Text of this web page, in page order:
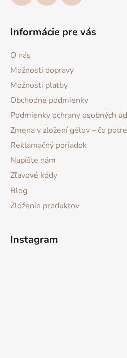
Informácie pre vás
O nás
Možnosti dopravy
Možnosti platby
Obchodné podmienky
Podmienky ochrany osobných
Zmena v zložení gélov – čo
Reklamačný poriadok
Napíšte nám
Zľavové kódy
Blog
Zloženie produktov
Instagram